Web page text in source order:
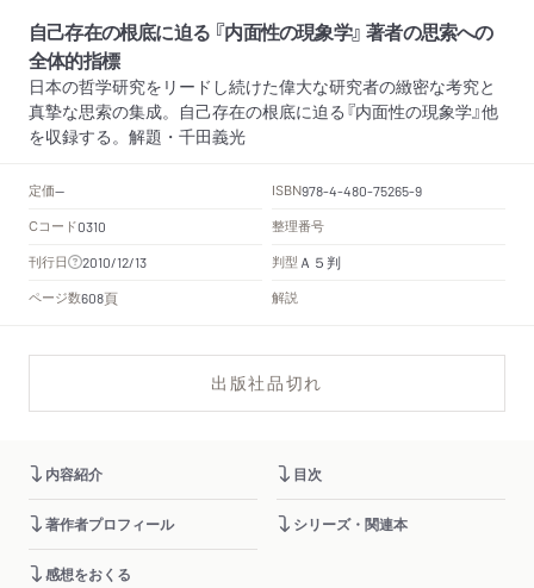
自己存在の根底に迫る 『内面性の現象学』 著者の思索への
全体的指標
日本の哲学研究をリードし続けた偉大な研究者の緻密な考究と
真摯な思索の集成。自己存在の根底に迫る『内面性の現象学』他
を収録する。解題・千田義光
定価-- ISBN978-4-480-75265-9
Cコード0310
整理番号
刊行日
2010/12/13 判型 Ａ５判
ページ数608頁 解説
出版社品切れ
内容紹介 目次
著作者プロフィール シリーズ・関連本
感想をおくる